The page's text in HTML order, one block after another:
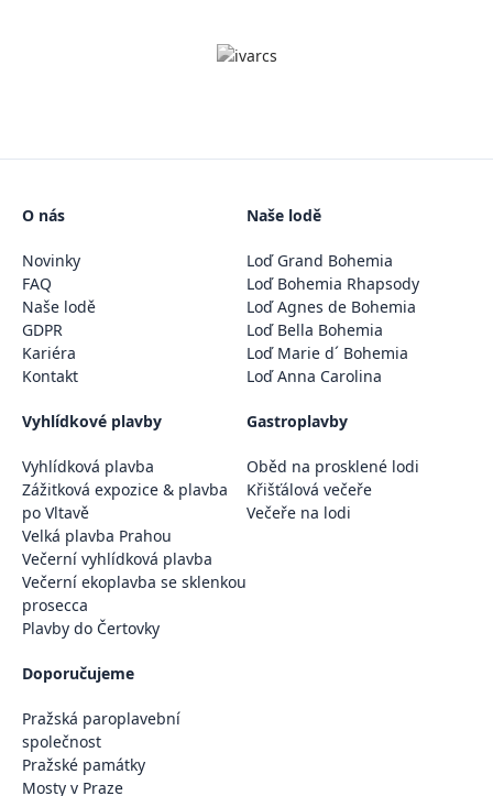
O nás
Novinky
FAQ
Naše lodě
GDPR
Kariéra
Kontakt
Naše lodě
Loď Grand Bohemia
Loď Bohemia Rhapsody
Loď Agnes de Bohemia
Loď Bella Bohemia
Loď Marie d´ Bohemia
Loď Anna Carolina
Vyhlídkové plavby
Vyhlídková plavba
Zážitková expozice & plavba
po Vltavě
Velká plavba Prahou
Večerní vyhlídková plavba
Večerní ekoplavba se sklenkou
prosecca
Plavby do Čertovky
Gastroplavby
Oběd na prosklené lodi
Křišťálová večeře
Večeře na lodi
Doporučujeme
Pražská paroplavební
společnost
Pražské památky
Mosty v Praze